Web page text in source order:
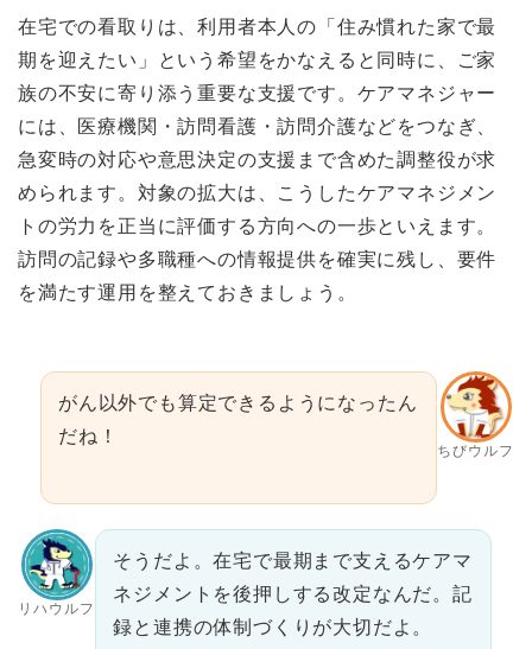
在宅での看取りは、利用者本人の「住み慣れた家で最
期を迎えたい」という希望をかなえると同時に、ご家
族の不安に寄り添う重要な支援です。ケアマネジャー
には、医療機関・訪問看護・訪問介護などをつなぎ、
急変時の対応や意思決定の支援まで含めた調整役が求
められます。対象の拡大は、こうしたケアマネジメン
トの労力を正当に評価する方向への一歩といえます。
訪問の記録や多職種への情報提供を確実に残し、要件
を満たす運用を整えておきましょう。
ちびウルフ
がん以外でも算定できるようになったん
だね！
リハウルフ
そうだよ。在宅で最期まで支えるケアマ
ネジメントを後押しする改定なんだ。記
録と連携の体制づくりが大切だよ。